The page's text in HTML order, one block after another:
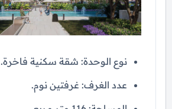
نوع الوحدة: شقة سكنية فاخرة.
عدد الغرف: غرفتين نوم.